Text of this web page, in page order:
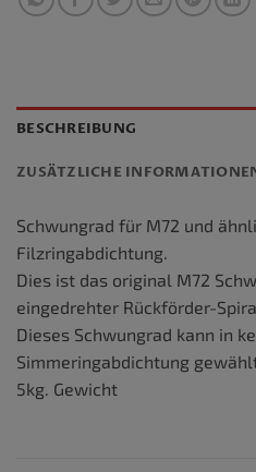
BESCHREIBUNG
ZUSÄTZLICHE
Schwungrad für M72 und
Filzringabdichtung.
Dies ist das original M72
eingedrehter Rückförder-
Dieses Schwungrad kann in
Simmeringabdichtung
5kg. Gewicht